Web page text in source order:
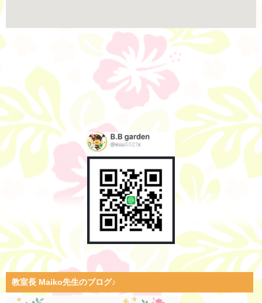
教室長 Maiko先生のブログ♪